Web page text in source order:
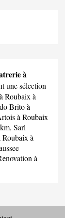
à
une sélection
à Roubaix à
Britoà
à Roubaix
Sarl
Roubaix à
à